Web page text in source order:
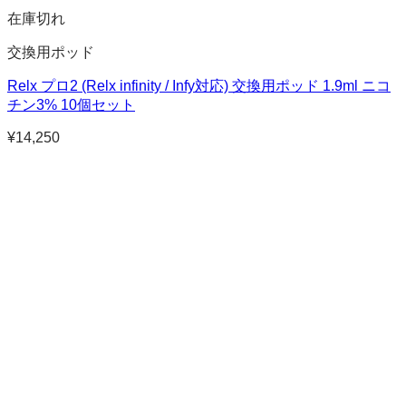
在庫切れ
交換用ポッド
Relx プロ2 (Relx infinity / Infy対応) 交換用ポッド 1.9ml ニコ
チン3% 10個セット
¥14,250